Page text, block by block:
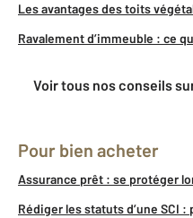
Les avantages des toits
Ravalement d’immeuble : ce
Voir tous nos conseils
Pour bien acheter
Assurance prêt : se protéger
Rédiger les statuts d’une SCI